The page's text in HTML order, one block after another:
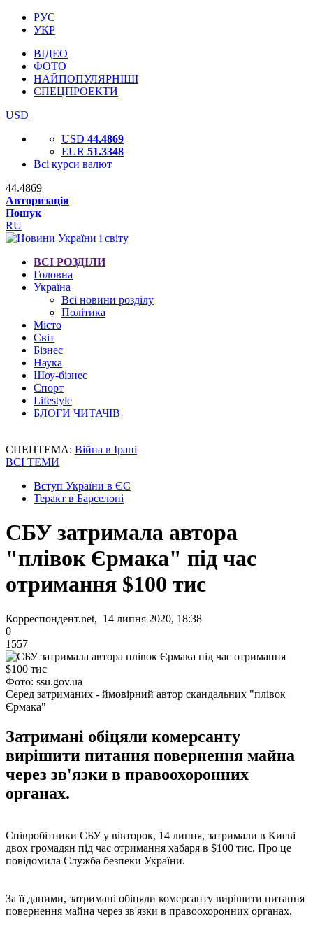
РУС
УКР
ВІДЕО
ФОТО
НАЙПОПУЛЯРНІШІ
СПЕЦПРОЕКТИ
USD
USD 44.4869
EUR 51.3348
Всі курси валют
44.4869
Авторизація
Пошук
RU
ВСІ РОЗДІЛИ
Головна
Україна
Всі новини розділу
Політика
Місто
Світ
Бізнес
Наука
Шоу-бізнес
Спорт
Lifestyle
БЛОГИ ЧИТАЧІВ
СПЕЦТЕМА: Війна в Ірані
ВСІ ТЕМИ
Вступ України в ЄС
Теракт в Барселоні
СБУ затримала автора
"плівок Єрмака" під час
отримання $100 тис
Корреспондент.net, 14 липня 2020, 18:38
0
1557
Фото: ssu.gov.ua
Серед затриманих - ймовірний автор скандальних "плівок
Єрмака"
Затримані обіцяли комерсанту
вирішити питання повернення майна
через зв'язки в правоохоронних
органах.
Співробітники СБУ у вівторок, 14 липня, затримали в Києві
двох громадян під час отримання хабаря в $100 тис. Про це
повідомила Служба безпеки України.
За її даними, затримані обіцяли комерсанту вирішити питання
повернення майна через зв'язки в правоохоронних органах.